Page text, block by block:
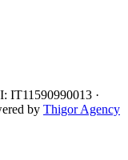
IT11590990013 ·
by Thigor Agency